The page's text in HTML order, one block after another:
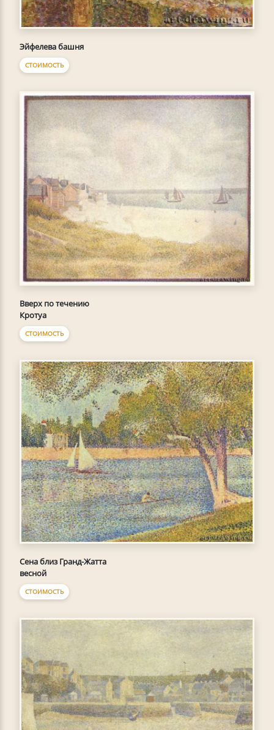
Эйфелева башня
СТОИМОСТЬ
Вверх по течению
Кротуа
СТОИМОСТЬ
Сена близ Гранд-Жатта
весной
СТОИМОСТЬ